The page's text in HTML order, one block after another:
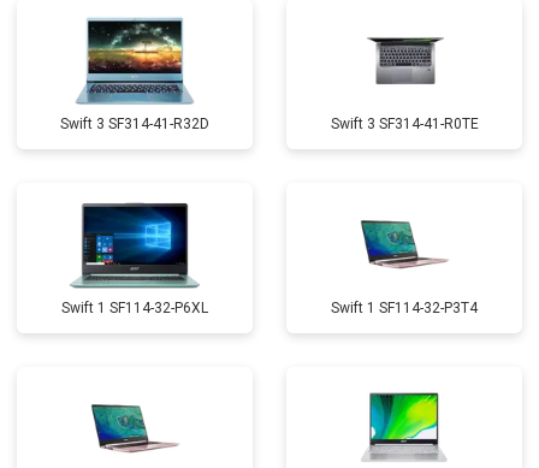
Swift 3 SF314-41-R32D Swift 3 SF314-41-R0TE
Swift 1 SF114-32-P6XL Swift 1 SF114-32-P3T4